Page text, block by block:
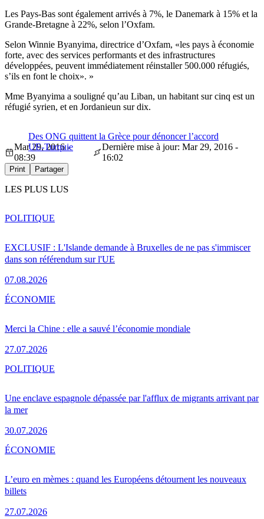
Les Pays-Bas sont également arrivés à 7%, le Danemark à 15% et la
Grande-Bretagne à 22%, selon l’Oxfam.
Selon Winnie Byanyima, directrice d’Oxfam, «les pays à économie
forte, avec des services performants et des infrastructures
développées, peuvent immédiatement réinstaller 500.000 réfugiés,
s’ils en font le choix». »
Mme Byanyima a souligné qu’au Liban, un habitant sur cinq est un
réfugié syrien, et en Jordanieun sur dix.
Des ONG quittent la Grèce pour dénoncer l’accord
UE-Turquie
Mar 29, 2016 -
08:39
Dernière mise à jour: Mar 29, 2016 -
16:02
Print Partager
LES PLUS LUS
EXCLUSIF : L'Islande demande à Bruxelles de ne pas s'immiscer
dans son référendum sur l'UE
07.08.2026
POLITIQUE
Merci la Chine : elle a sauvé l’économie mondiale
27.07.2026
ÉCONOMIE
Une enclave espagnole dépassée par l'afflux de migrants arrivant par
la mer
30.07.2026
POLITIQUE
L’euro en mèmes : quand les Européens détournent les nouveaux
billets
27.07.2026
ÉCONOMIE